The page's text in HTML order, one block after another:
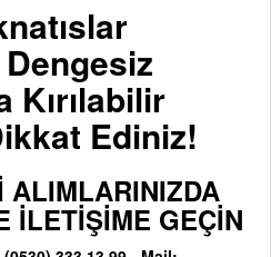
Dengesiz
Kırılabilir
Ediniz!
ALIMLARINIZDA
İLETİŞİME GEÇİN